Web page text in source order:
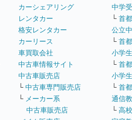
カーシェアリング
レンタカー
格安レンタカー
カーリース
車買取会社
中古車情報サイト
中古車販売店
└ 中古車専門販売店
└ メーカー系
中古車販売店
中学
└ 首
公立
└ 首
小学
└ 首
小学
└ 首
通信
└ 高